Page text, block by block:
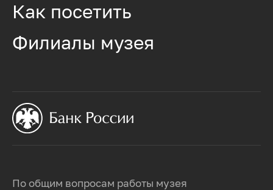
По общим вопросам работы музея
Как посетить
Филиалы музея